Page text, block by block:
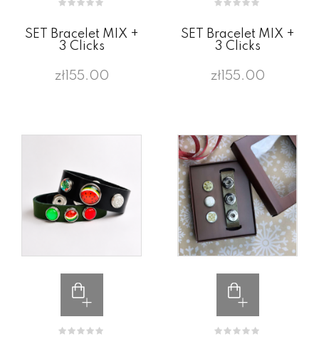
SET Bracelet MIX +
3 Clicks
zł155.00
SET Bracelet MIX +
3 Clicks
zł155.00